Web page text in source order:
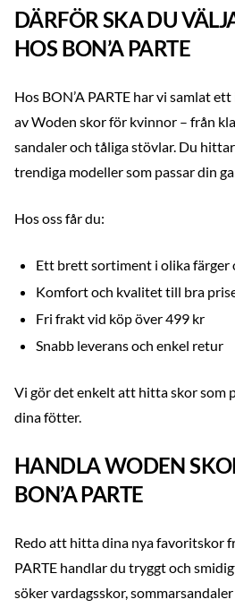
DÄRFÖR SKA DU
HOS BON’A PARTE
Hos BON’A PARTE har vi samlat
av Woden skor för kvinnor – från
sandaler och tåliga stövlar. Du
trendiga modeller som passar din
Hos oss får du:
Ett brett sortiment i olika färger
Komfort och kvalitet till bra
Fri frakt vid köp över 499 kr
Snabb leverans och enkel retur
Vi gör det enkelt att hitta skor som
dina fötter.
HANDLA WODEN
BON’A PARTE
Redo att hitta dina nya favoritskor
PARTE handlar du tryggt och
söker vardagsskor,